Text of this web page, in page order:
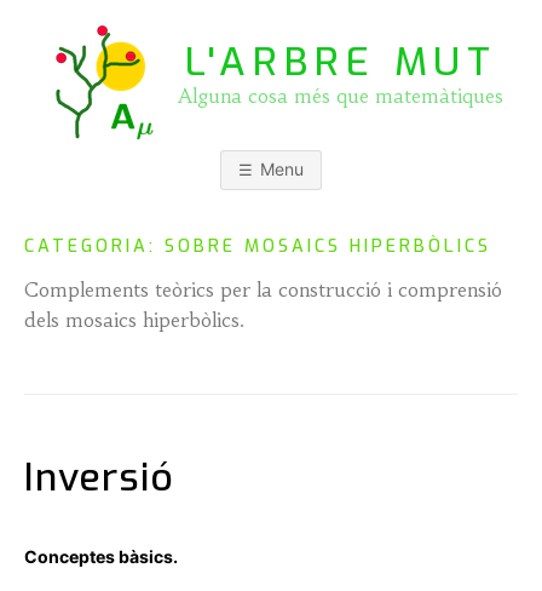
L'ARBRE MUT
Alguna cosa més que matemàtiques
Menu
CATEGORIA: SOBRE MOSAICS HIPERBÒLICS
Complements teòrics per la construcció i comprensió
dels mosaics hiperbòlics.
Inversió
o
y
Conceptes bàsics.